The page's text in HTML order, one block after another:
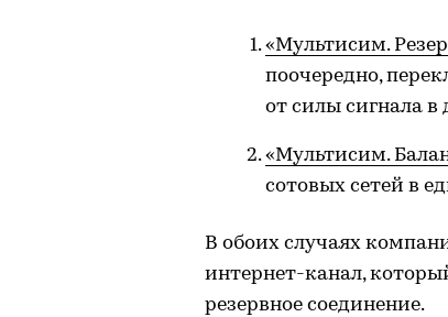
«Мультисим.
поочередно,
от силы сигнала
«Мультисим.
сотовых сетей в
В обоих случаях
интернет-канал,
резервное соединение.